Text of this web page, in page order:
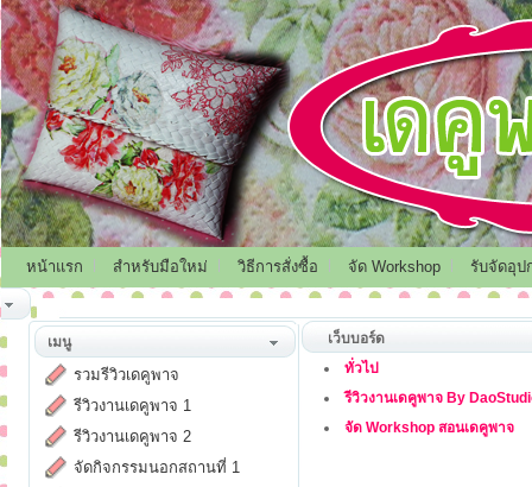
หน้าแรก สำหรับมือใหม่ วิธีการสั่งซื้อ จัด Workshop รับจัดอุป
เมนู
รวมรีวิวเดคูพาจ
รีวิวงานเดคูพาจ 1
รีวิวงานเดคูพาจ 2
จัดกิจกรรมนอกสถานที่ 1
เว็บบอร์ด
ทั่วไป
รีวิวงานเดคูพาจ By
จัด Workshop สอนเดคูพาจ